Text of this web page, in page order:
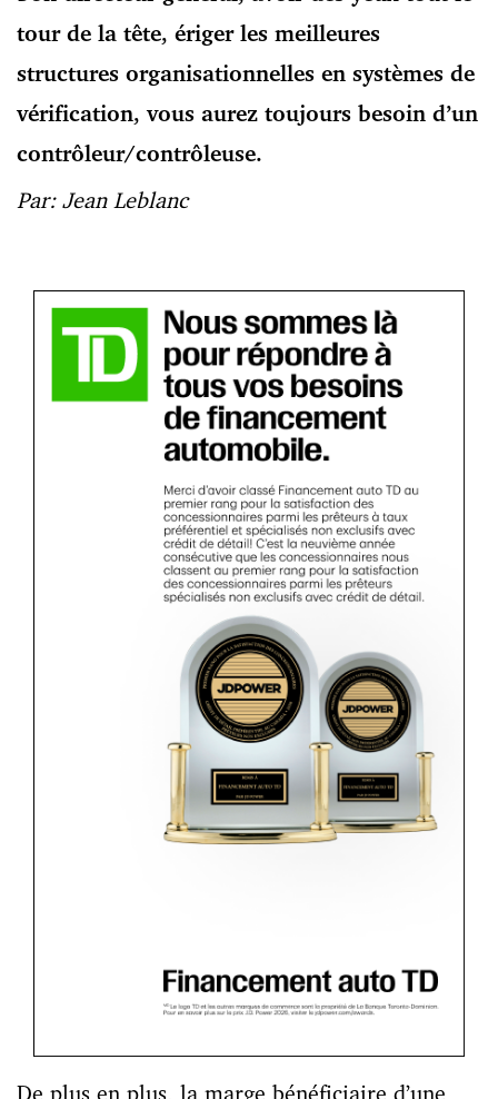
tour de la tête, ériger les meilleures
structures organisationnelles en systèmes de
vérification, vous aurez toujours besoin d’un
contrôleur/contrôleuse.
Par: Jean Leblanc
De plus en plus, la marge bénéficiaire d’une